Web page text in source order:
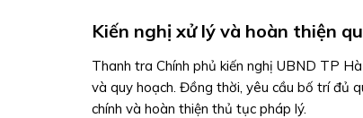
Kiến nghị xử lý và hoàn thiện
Thanh tra Chính phủ kiến nghị UBND TP
và quy hoạch. Đồng thời, yêu cầu bố trí đủ
chính và hoàn thiện thủ tục pháp lý.